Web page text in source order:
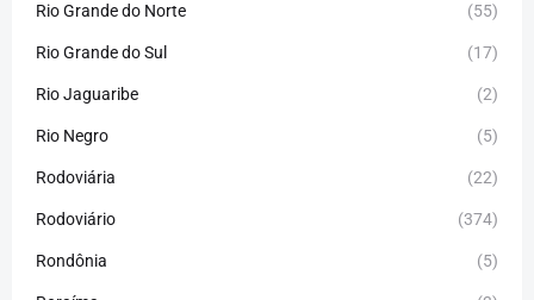
Rio Grande do Norte (55)
Rio Grande do Sul (17)
Rio Jaguaribe (2)
Rio Negro (5)
Rodoviária (22)
Rodoviário (374)
Rondônia (5)